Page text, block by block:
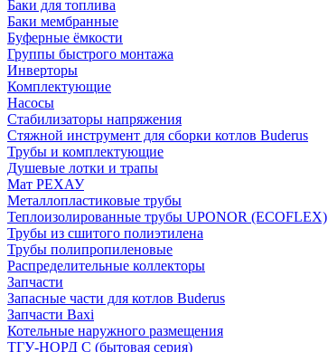
Баки для топлива
Баки мембранные
Буферные ёмкости
Группы быстрого монтажа
Инверторы
Комплектующие
Насосы
Стабилизаторы напряжения
Стяжной инструмент для сборки котлов Buderus
Трубы и комплектующие
Душевые лотки и трапы
Мат РЕХАУ
Металлопластиковые трубы
Теплоизолированные трубы UPONOR (ECOFLEX)
Трубы из сшитого полиэтилена
Трубы полипропиленовые
Распределительные коллекторы
Запчасти
Запасные части для котлов Buderus
Запчасти Baxi
Котельные наружного размещения
ТГУ-НОРД С (бытовая серия)